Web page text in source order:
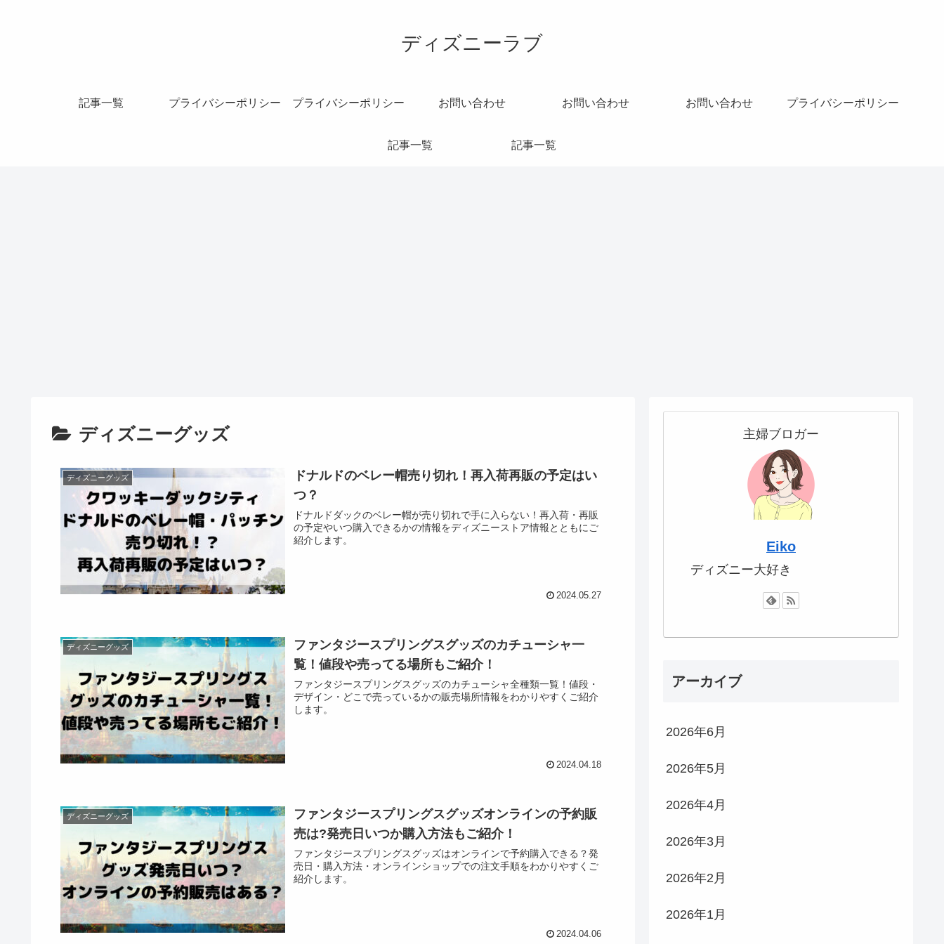
ディズニーラブ
記事一覧 プライバシーポリシー プライバシーポリシー お問い合わせ お問い合わせ お問い合わせ プライバシーポリシー
記事一覧 記事一覧
ディズニーグッズ
ディズニーグッズ
ドナルドのベレー帽売り切れ！再入荷再販の予定はい
つ？
ドナルドダックのベレー帽が売り切れで手に入らない！再入荷・再販
の予定やいつ購入できるかの情報をディズニーストア情報とともにご
紹介します。
2024.05.27
ディズニーグッズ
ファンタジースプリングスグッズのカチューシャ一
覧！値段や売ってる場所もご紹介！
ファンタジースプリングスグッズのカチューシャ全種類一覧！値段・
デザイン・どこで売っているかの販売場所情報をわかりやすくご紹介
します。
2024.04.18
ディズニーグッズ
ファンタジースプリングスグッズオンラインの予約販
売は?発売日いつか購入方法もご紹介！
ファンタジースプリングスグッズはオンラインで予約購入できる？発
売日・購入方法・オンラインショップでの注文手順をわかりやすくご
紹介します。
2024.04.06
主婦ブロガー
Eiko
ディズニー大好き
アーカイブ
2026年6月
2026年5月
2026年4月
2026年3月
2026年2月
2026年1月